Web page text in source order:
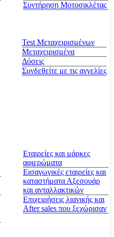
Συντήρηση Μοτοσικλέτας
Test Μεταχειρισμένων
Μεταχειρισμένα
Δόσεις
Συνδεθείτε με τις αγγελίες
Εταιρείες και μάρκες
αφιερώματα
Εισαγωγικές εταιρείες και
καταστήματα Αξεσουάρ
και ανταλλακτικών
Επιχειρήσεις λιανικής και
After sales που ξεχώρισαν